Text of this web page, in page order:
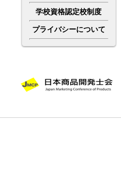
学校資格認定校制度
プライバシーについて